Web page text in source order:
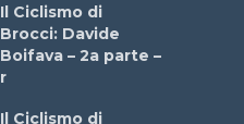
Il Ciclismo di
Brocci: Davide
Boifava – 2a parte –
r
Il Ciclismo di